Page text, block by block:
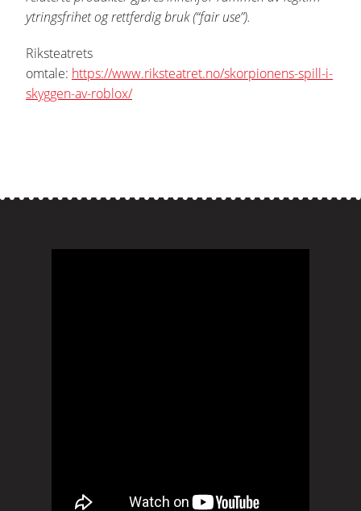
ytringsfrihet og rettferdig bruk (“fair use”).
Riksteatrets
omtale: https://www.riksteatret.no/skorpionens-spill-i-
skyggen-av-roblox/